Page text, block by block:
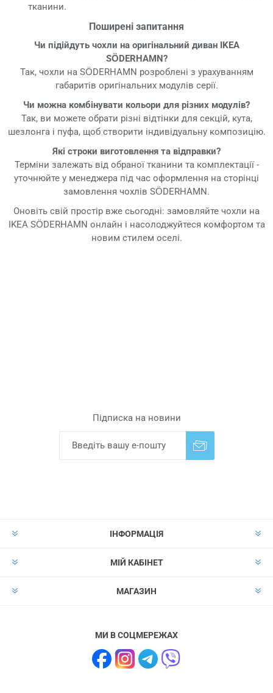
тканини.
Поширені запитання
Чи підійдуть чохли на оригінальний диван IKEA
SÖDERHAMN?
Так, чохли на SÖDERHAMN розроблені з урахуванням
габаритів оригінальних модулів серії.
Чи можна комбінувати кольори для різних модулів?
Так, ви можете обрати різні відтінки для секцій, кута,
шезлонга і пуфа, щоб створити індивідуальну композицію.
Які строки виготовлення та відправки?
Терміни залежать від обраної тканини та комплектації -
уточнюйте у менеджера під час оформлення на сторінці
замовлення чохлів SÖDERHAMN.
Оновіть свій простір вже сьогодні: замовляйте чохли на
IKEA SÖDERHAMN онлайн і насолоджуйтеся комфортом та
новим стилем оселі.
Підписка на новини
ІНФОРМАЦІЯ
МІЙ КАБІНЕТ
МАГАЗИН
МИ В СОЦМЕРЕЖАХ